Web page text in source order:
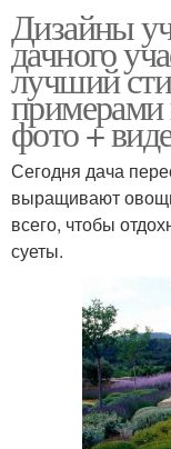
Дизайны
дачного
лучший
примерами
фото +
Сегодня дача
выращивают
всего, чтобы
суеты.